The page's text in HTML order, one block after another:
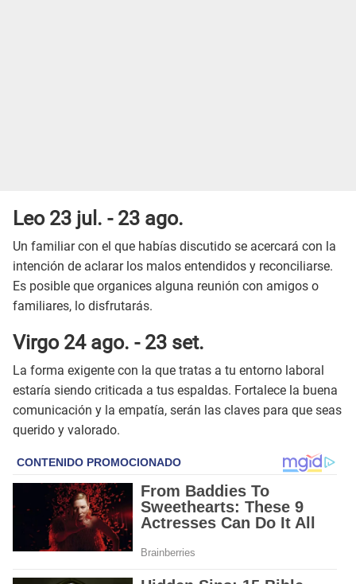
Leo 23 jul. - 23 ago.
Un familiar con el que habías discutido se acercará con la
intención de aclarar los malos entendidos y reconciliarse.
Es posible que organices alguna reunión con amigos o
familiares, lo disfrutarás.
Virgo 24 ago. - 23 set.
La forma exigente con la que tratas a tu entorno laboral
estaría siendo criticada a tus espaldas. Fortalece la buena
comunicación y la empatía, serán las claves para que seas
querido y valorado.